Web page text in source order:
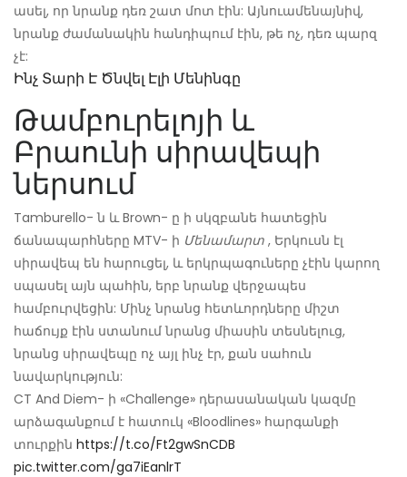
ասել, որ նրանք դեռ շատ մոտ էին: Այնուամենայնիվ,
նրանք ժամանակին հանդիպում էին, թե ոչ, դեռ պարզ
չէ:
Ինչ Տարի Է Ծնվել Էլի Մենինգը
Թամբուրելոյի և
Բրաունի սիրավեպի
ներսում
Tamburello- ն և Brown- ը ի սկզբանե հատեցին
ճանապարհները MTV- ի Մենամարտ , Երկուսն էլ
սիրավեպ են հարուցել, և երկրպագուները չէին կարող
սպասել այն պահին, երբ նրանք վերջապես
համբուրվեցին: Մինչ նրանց հետևորդները միշտ
հաճույք էին ստանում նրանց միասին տեսնելուց,
նրանց սիրավեպը ոչ այլ ինչ էր, քան սահուն
նավարկություն:
CT And Diem- ի «Challenge» դերասանական կազմը
արձագանքում է հատուկ «Bloodlines» հարգանքի
տուրքին https://t.co/Ft2gwSnCDB
pic.twitter.com/ga7iEanlrT